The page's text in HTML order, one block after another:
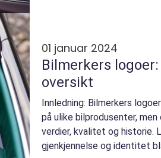
01 januar 2024
Bilmerkers
oversikt
Innledning: Bilmerkers
på ulike bilprodusenter,
verdier, kvalitet og historie.
gjenkjennelse og identitet